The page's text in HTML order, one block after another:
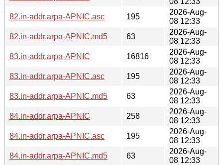
82.in-addr.arpa-APNIC.asc
195
2026-Aug-
08 12:33
82.in-addr.arpa-APNIC.md5
63
2026-Aug-
08 12:33
83.in-addr.arpa-APNIC
16816
2026-Aug-
08 12:33
83.in-addr.arpa-APNIC.asc
195
2026-Aug-
08 12:33
83.in-addr.arpa-APNIC.md5
63
2026-Aug-
08 12:33
84.in-addr.arpa-APNIC
258
2026-Aug-
08 12:33
84.in-addr.arpa-APNIC.asc
195
2026-Aug-
08 12:33
84.in-addr.arpa-APNIC.md5
63
2026-Aug-
08 12:33